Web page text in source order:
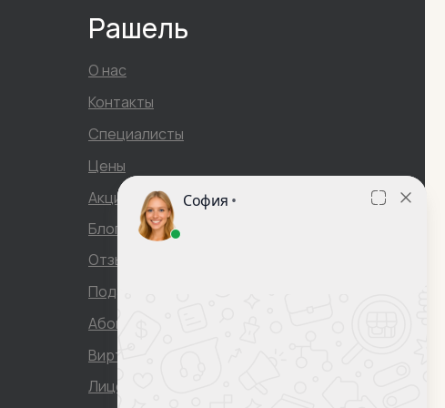
Рашель
О нас
Контакты
Цены
Специалисты
Акции
Отзывы
Подарочный сертификат
Абонемент
Виртуальный тур
Лицензия
Блог